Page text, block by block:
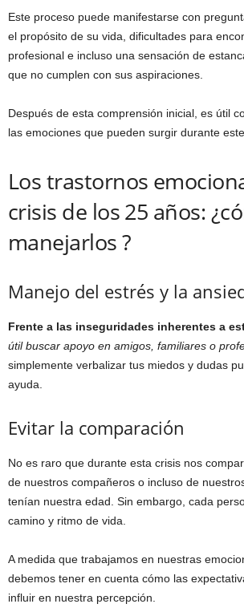
Este proceso puede manifestarse con
el propósito de su vida, dificultades para
profesional e incluso una sensación de
que no cumplen con sus aspiraciones.
Después de esta comprensión inicial, es útil
las emociones que pueden surgir durante
Los trastornos
crisis de los 25 años:
manejarlos ?
Manejo del estrés y la
Frente a las inseguridades inherentes a
útil buscar apoyo en amigos, familiares o
simplemente verbalizar tus miedos y dudas
ayuda.
Evitar la comparación
No es raro que durante esta crisis nos
de nuestros compañeros o incluso de
tenían nuestra edad. Sin embargo, cada
camino y ritmo de vida.
A medida que trabajamos en nuestras
debemos tener en cuenta cómo las
influir en nuestra percepción.